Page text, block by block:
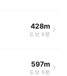
428m
도보 6분
597m
도보 9분